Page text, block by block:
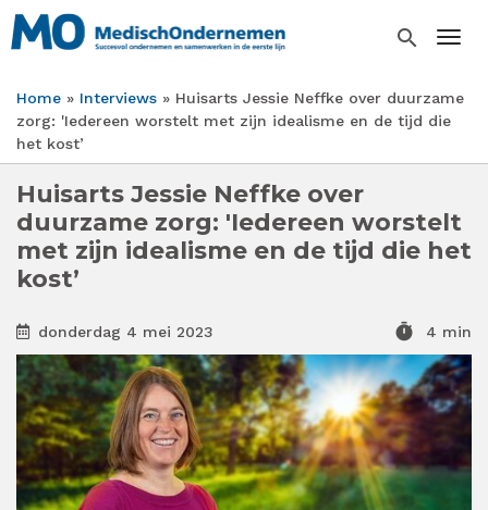
Overslaan
en
inhoud
gaan
search
Kruimelpad
Home Interviews
Huisarts Jessie Neffke over duurzame
zorg: 'Iedereen worstelt met zijn idealisme en de tijd die
het kost’
Huisarts Jessie Neffke over
duurzame zorg: 'Iedereen worstelt
met zijn idealisme en de tijd die het
kost’
donderdag 4 mei 2023 timer 4 min